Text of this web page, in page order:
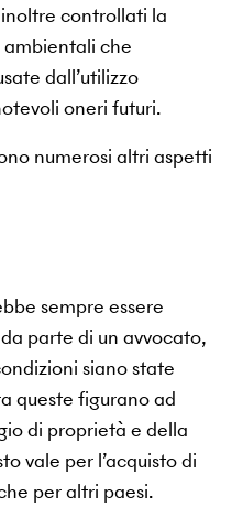
controllati la
che
dall’utilizzo
oneri futuri.
numerosi altri aspetti
sempre essere
parte di un avvocato,
siano state
queste figurano ad
di proprietà e della
vale per l’acquisto di
per altri paesi.